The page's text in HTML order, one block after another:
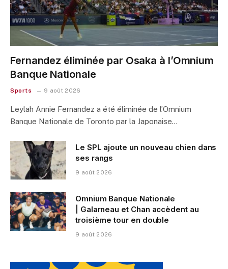
Fernandez éliminée par Osaka à l’Omnium
Banque Nationale
Sports 9 août 2026
Leylah Annie Fernandez a été éliminée de l’Omnium
Banque Nationale de Toronto par la Japonaise…
Le SPL ajoute un nouveau chien dans
ses rangs
9 août 2026
Omnium Banque Nationale
| Galarneau et Chan accèdent au
troisième tour en double
9 août 2026